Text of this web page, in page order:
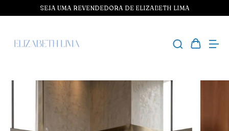
SEJA UMA REVENDEDORA DE ELIZABETH LIMA